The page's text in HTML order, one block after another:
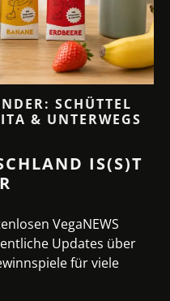
SCHÜTTEL
& UNTERWEGS
IS(S)T
VegaNEWS
Updates über
für viele